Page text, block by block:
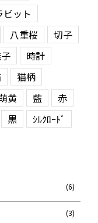
ビット
八重桜
切子
時計
猫柄
黄 藍
赤
黒 ｼﾙｸﾛｰﾄﾞ
(6)
(3)